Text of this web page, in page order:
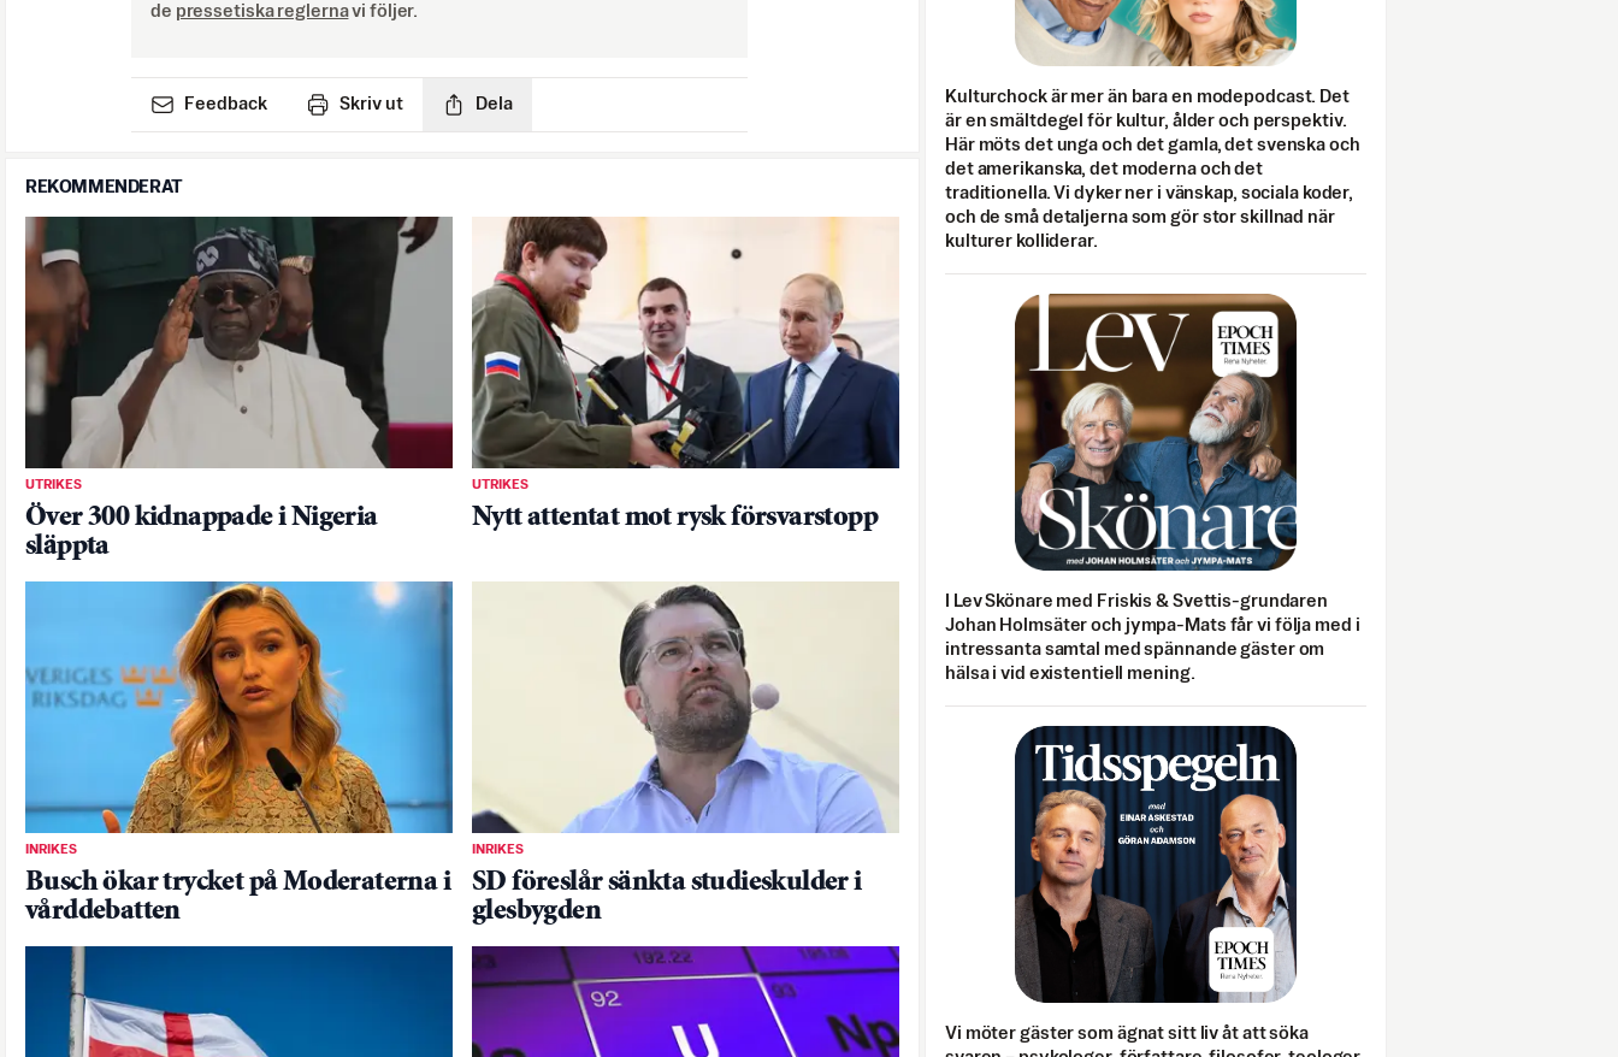
de pressetiska reglernavi följer.
Feedback Skriv ut Dela
REKOMMENDERAT
UTRIKES
Över 300 kidnappade i Nigeria
släppta
UTRIKES
Nytt attentat mot rysk försvarstopp
INRIKES
Busch ökar trycket på Moderaterna i
vårddebatten
INRIKES
SD föreslår sänkta studieskulder i
glesbygden
Kulturchock är mer än bara en modepodcast. Det
är en smältdegel för kultur, ålder och perspektiv.
Här möts det unga och det gamla, det svenska och
det amerikanska, det moderna och det
traditionella. Vi dyker ner i vänskap, sociala koder,
och de små detaljerna som gör stor skillnad när
kulturer kolliderar.
I Lev Skönare med Friskis & Svettis-grundaren
Johan Holmsäter och jympa-Mats får vi följa med i
intressanta samtal med spännande gäster om
hälsa i vid existentiell mening.
Vi möter gäster som ägnat sitt liv åt att söka